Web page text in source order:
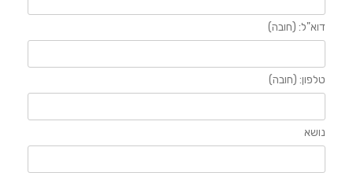
דוא"ל: (חובה)
טלפון: (חובה)
נושא